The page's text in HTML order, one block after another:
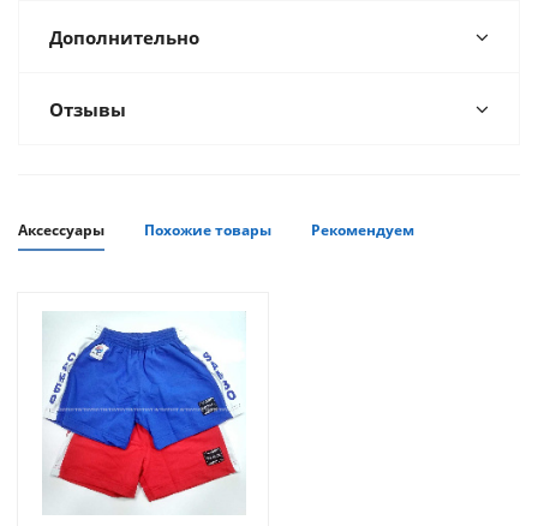
Дополнительно
Отзывы
Аксессуары Похожие товары Рекомендуем